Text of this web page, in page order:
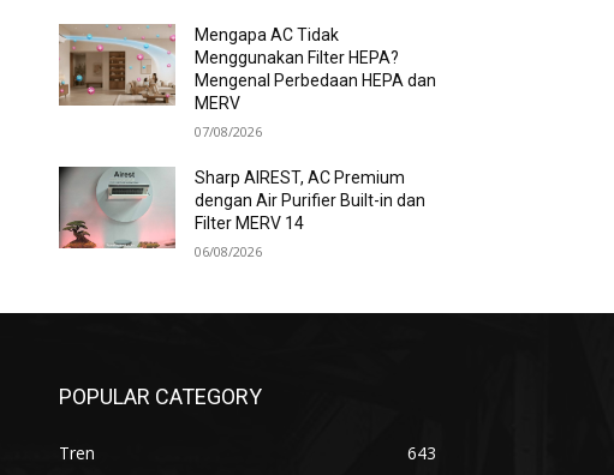
Mengapa AC Tidak
Menggunakan Filter HEPA?
Mengenal Perbedaan HEPA dan
MERV
07/08/2026
Sharp AIREST, AC Premium
dengan Air Purifier Built-in dan
Filter MERV 14
06/08/2026
POPULAR CATEGORY
Tren
643